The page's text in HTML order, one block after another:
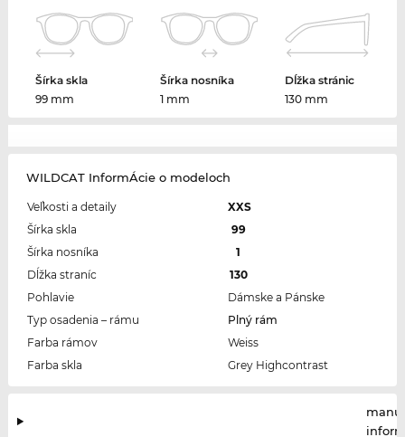
Šírka skla
99 mm
Šírka nosníka
1 mm
Dĺžka stránic
130 mm
WILDCAT InformÁcie o modeloch
Veľkosti a detaily
XXS
Šírka skla
99
Šírka nosníka
1
Dĺžka straníc
130
Pohlavie
Dámske a Pánske
Typ osadenia – rámu
Plný rám
Farba rámov
Weiss
Farba skla
Grey Highcontrast